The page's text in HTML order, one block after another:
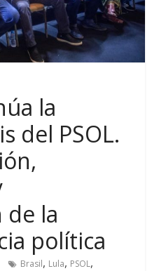
la
del PSOL.
de la
política
Brasil, Lula, PSOL,